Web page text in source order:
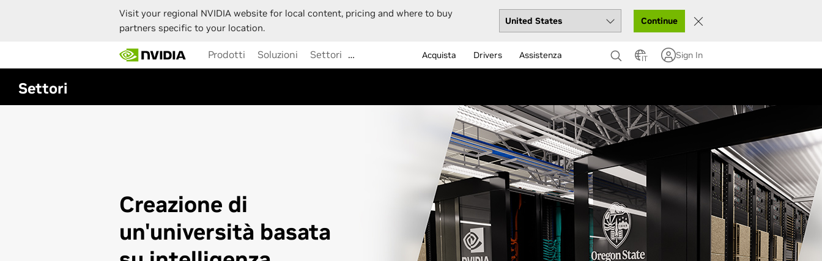
Visit your regional NVIDIA website for local content, pricing and where to buy
partners specific to your location.
Continue
main
content
Prodotti Soluzioni Settori … Acquista Drivers Assistenza IT Sign In
Settori
Creazione di
un'università basata